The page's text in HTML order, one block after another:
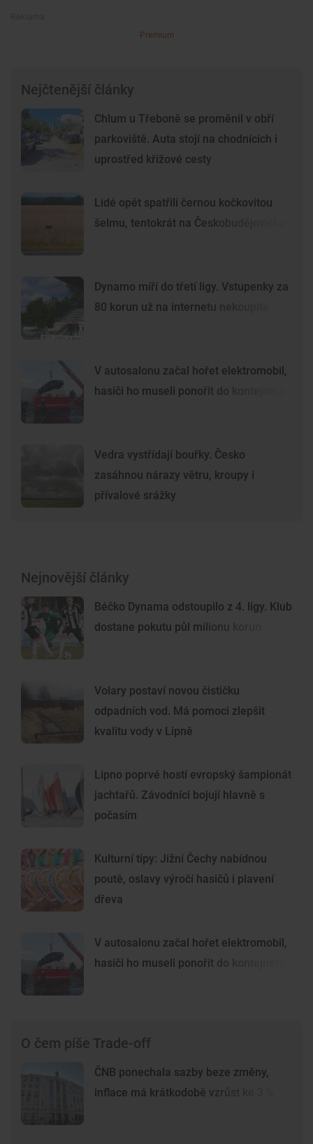
Premium
Nejčtenější články
Chlum u Třeboně se proměnil v obří
parkoviště. Auta stojí na chodnících i
uprostřed křížové cesty
Lidé opět spatřili černou kočkovitou
šelmu, tentokrát na Českobudějovicku
Dynamo míří do třetí ligy. Vstupenky za
80 korun už na internetu nekoupíte
V autosalonu začal hořet elektromobil,
hasiči ho museli ponořit do kontejneru
Vedra vystřídají bouřky. Česko
zasáhnou nárazy větru, kroupy i
přívalové srážky
Nejnovější články
Béčko Dynama odstoupilo z 4. ligy. Klub
dostane pokutu půl milionu korun
Volary postaví novou čističku
odpadních vod. Má pomoci zlepšit
kvalitu vody v Lipně
Lipno poprvé hostí evropský šampionát
jachtařů. Závodníci bojují hlavně s
počasím
Kulturní tipy: Jižní Čechy nabídnou
poutě, oslavy výročí hasičů i plavení
dřeva
V autosalonu začal hořet elektromobil,
hasiči ho museli ponořit do kontejneru
O čem píše Trade-off
ČNB ponechala sazby beze změny,
inflace má krátkodobě vzrůst ke 3 %